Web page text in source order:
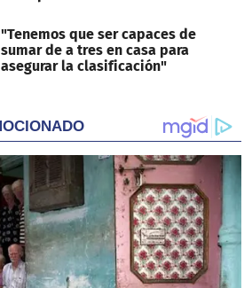
"Tenemos que ser capaces de
sumar de a tres en casa para
asegurar la clasificación"